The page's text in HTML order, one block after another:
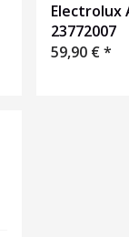
Electrolux
23772007
59,90 €*